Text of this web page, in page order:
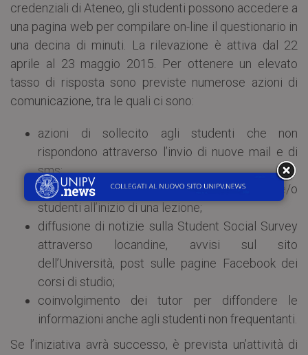
credenziali di Ateneo, gli studenti possono accedere a
una pagina web per compilare on-line il questionario in
una decina di minuti. La rilevazione è attiva dal 22
aprile al 23 maggio 2015. Per ottenere un elevato
tasso di risposta sono previste numerose azioni di
comunicazione, tra le quali ci sono:
azioni di sollecito agli studenti che non
rispondono attraverso l’invio di nuove mail e di
sms;
invito a partecipare da parte di docenti e/o
studenti all’inizio di una lezione;
diffusione di notizie sulla Student Social Survey
attraverso locandine, avvisi sul sito
dell’Università, post sulle pagine Facebook dei
corsi di studio;
coinvolgimento dei tutor per diffondere le
informazioni anche agli studenti non frequentanti.
Se l’iniziativa avrà successo, è prevista un’attività di